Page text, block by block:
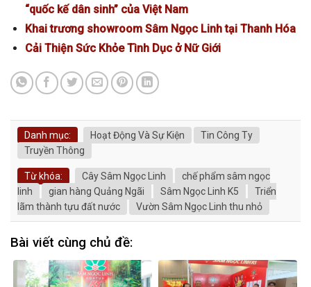
“quốc kế dân sinh” của Việt Nam
Khai trương showroom Sâm Ngọc Linh tại Thanh Hóa
Cải Thiện Sức Khỏe Tình Dục ở Nữ Giới
Danh mục: Hoạt Động Và Sự Kiện
Tin Công Ty
Truyền Thông
Từ khóa: Cây Sâm Ngọc Linh
chế phẩm sâm ngọc
linh
gian hàng Quảng Ngãi Sâm Ngọc Linh K5
Triển
lãm thành tựu đất nước
Vườn Sâm Ngọc Linh thu nhỏ
Bài viết cùng chủ đề: